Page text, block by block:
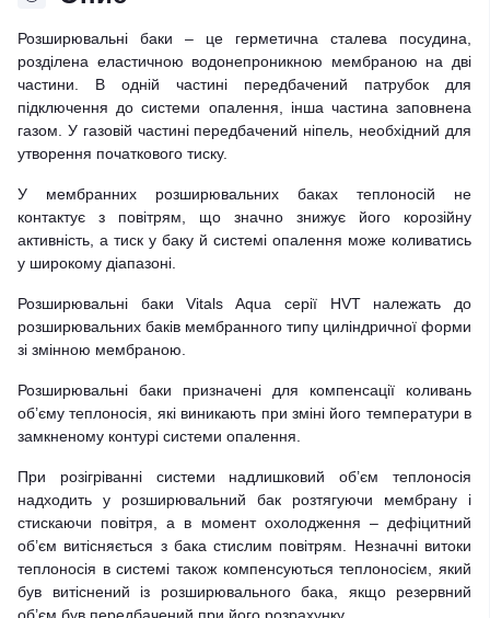
Розширювальні баки – це герметична сталева посудина,
розділена еластичною водонепроникною мембраною на дві
частини. В одній частині передбачений патрубок для
підключення до системи опалення, інша частина заповнена
газом. У газовій частині передбачений ніпель, необхідний для
утворення початкового тиску.
У мембранних розширювальних баках теплоносій не
контактує з повітрям, що значно знижує його корозійну
активність, а тиск у баку й системі опалення може коливатись
у широкому діапазоні.
Розширювальні баки Vitals Aqua серії HVT належать до
розширювальних баків мембранного типу циліндричної форми
зі змінною мембраною.
Розширювальні баки призначені для компенсації коливань
об’єму теплоносія, які виникають при зміні його температури в
замкненому контурі системи опалення.
При розігріванні системи надлишковий об’єм теплоносія
надходить у розширювальний бак розтягуючи мембрану і
стискаючи повітря, а в момент охолодження – дефіцитний
об’єм витісняється з бака стислим повітрям. Незначні витоки
теплоносія в системі також компенсуються теплоносієм, який
був витіснений із розширювального бака, якщо резервний